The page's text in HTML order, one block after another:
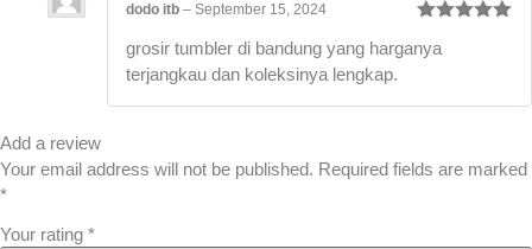
of 5
dodo itb – September 15, 2024
grosir tumbler di bandung yang harganya
terjangkau dan koleksinya lengkap.
Add a review
Your email address will not be published. Required fields are marked
*
Your rating *